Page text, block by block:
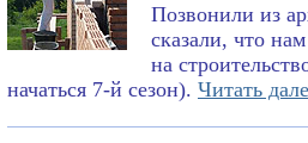
Позвонили из
сказали, что
на
начаться 7-й сезон). Читать